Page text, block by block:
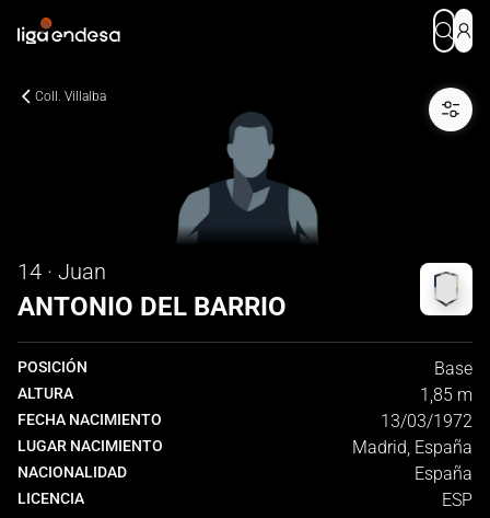
Coll. Villalba
14 · Juan
ANTONIO DEL BARRIO
POSICIÓN Base
ALTURA 1,85 m
FECHA NACIMIENTO 13/03/1972
LUGAR NACIMIENTO Madrid, España
NACIONALIDAD España
LICENCIA ESP